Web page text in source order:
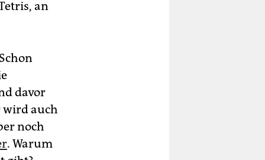
an
davor
wird auch
noch
. Warum